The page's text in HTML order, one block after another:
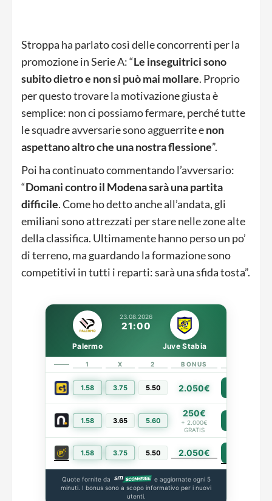
Stroppa ha parlato così delle concorrenti per la
promozione in Serie A: “Le inseguitrici sono
subito dietro e non si può mai mollare. Proprio
per questo trovare la motivazione giusta è
semplice: non ci possiamo fermare, perché tutte
le squadre avversarie sono agguerrite enon
aspettano altro che una nostra flessione”.
Poi ha continuato commentando l’avversario:
“Domani contro il Modena sarà una partita
difficile. Come ho detto anche all’andata, gli
emiliani sono attrezzati per stare nelle zone alte
della classifica. Ultimamente hanno perso un po’
di terreno, ma guardando la formazione sono
competitivi in tutti i reparti: sarà una sfida tosta”.
23.08.2026
21:00
Palermo Juve Stabia
1 X 2 BONUS
1.58 3.75 5.50 2.050€
1.58 3.65 5.60
250€
+ 2.000€
GRATIS
1.58 3.75 5.50 2.050€
Quote fornite da
e aggiornate ogni 5
minuti. I bonus sono a scopo informativo per i nuovi
utenti.